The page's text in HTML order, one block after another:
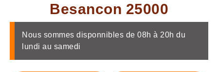
Besancon 25000
Nous sommes disponnibles de 08h à 20h du
lundi au samedi